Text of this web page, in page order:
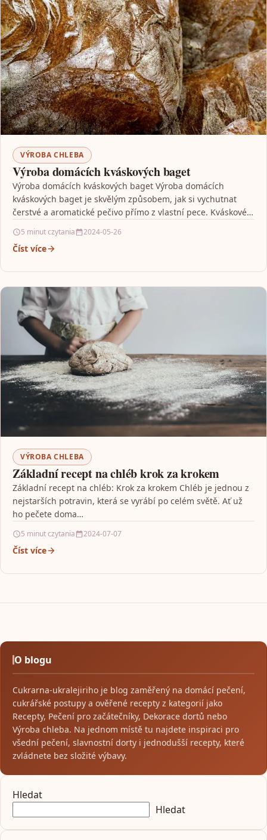
VÝROBA CHLEBA
Výroba domácích kváskových baget
Výroba domácích kváskových baget Výroba domácích
kváskových baget je skvělým způsobem, jak si vychutnat
čerstvé a aromatické pečivo přímo z vlastní pece. Kváskové
5 minut czytania 2024-05-26
Číst více
VÝROBA CHLEBA
Základní recept na chléb krok za krokem
Základní recept na chléb: Krok za krokem Chléb je jednou z
nejstarších potravin, která se vyrábí po celém světě. Ať už
ho pečete doma…
5 minut czytania 2024-07-07
Číst více
O blogu
Cukrarna-ukralejiriho je blog zaměřený na domácí pečení,
cukrářské postupy a ověřené recepty z kategorií jako
Recepty, Pečení pro začátečníky, Dekorace dortů nebo
Výroba chleba. Na jednom místě tu najdete inspiraci pro
všední pečení, slavnostní dorty i jednodušší recepty, které
zvládnete bez složité výbavy.
Hledat
Hledat